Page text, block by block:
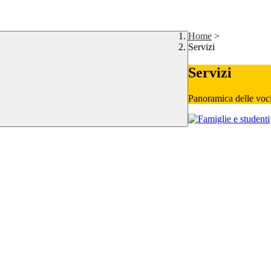
Home >
Servizi
Servizi
Panoramica delle